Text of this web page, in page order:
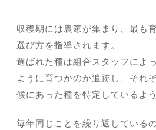
収穫期には農家が集まり、最も
選び方を指導されます。
選ばれた種は組合スタッフによ
ように育つかのか追跡し、それ
候にあった種を特定しているよう
毎年同じことを繰り返している